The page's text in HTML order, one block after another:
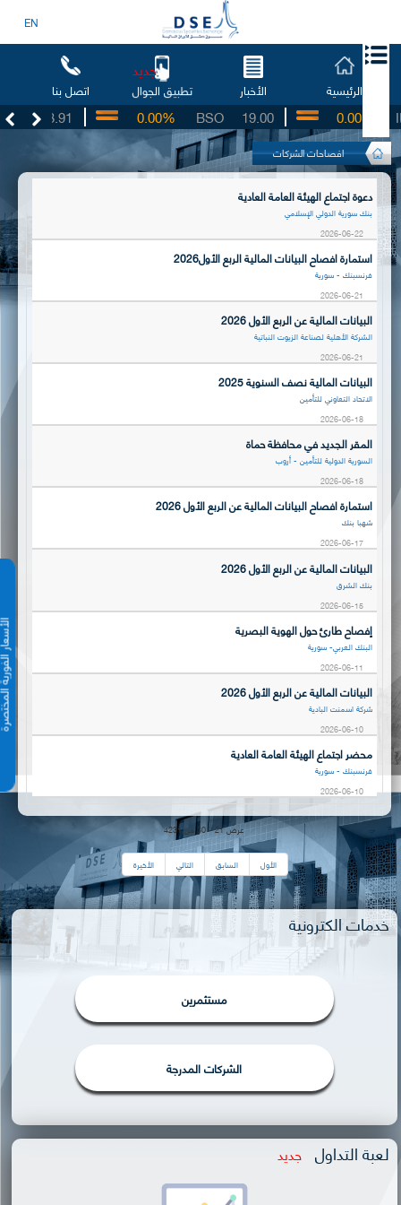
EN
الرئيسية الأخبار تطبيق الجوال
جديد
اتصل بنا
3.91 19.00
BSO
0.00% 0.00%
افصاحات الشركات
الأسعار
دعوة اجتماع الهيئة العامة العادية
بنك سورية الدولي الإسلامي
2026-06-22
استمارة افصاح البيانات المالية الربع الأول2026
فرنسبنك - سورية
2026-06-21
البيانات المالية عن الربع الأول 2026
الشركة الأهلية لصناعة الزيوت النباتية
2026-06-21
البيانات المالية نصف السنوية 2025
الاتحاد التعاوني للتأمين
2026-06-18
المقر الجديد في محافظة حماة
السورية الدولية للتأمين - أروب
2026-06-18
استمارة افصاح البيانات المالية عن الربع الأول 2026
شهبا بنك
2026-06-17
البيانات المالية عن الربع الأول 2026
بنك الشرق
2026-06-15
إفصاح طارئ حول الهوية البصرية
البنك العربي- سورية
2026-06-11
البيانات المالية عن الربع الأول 2026
شركة اسمنت البادية
2026-06-10
محضر اجتماع الهيئة العامة العادية
فرنسبنك - سورية
2026-06-10
عرض 21 - 30 من 4231
الأول السابق التالي الأخيرة
خدمات الكترونية
مستثمرين
الشركات المدرجة
لعبة التداول جديد